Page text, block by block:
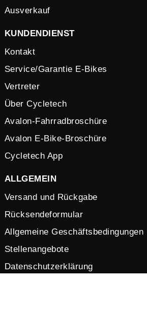
Ausverkauf
KUNDENDIENST
Kontakt
Service/Garantie E-Bikes
Vertreter
Über Cycletech
Avalon-Fahrradbroschüre
Avalon E-Bike-Broschüre
Cycletech App
ALLGEMEIN
Versand und Rückgabe
Rücksendeformular
Allgemeine Geschäftsbedingungen
Stellenangebote
Datenschutzerklärung